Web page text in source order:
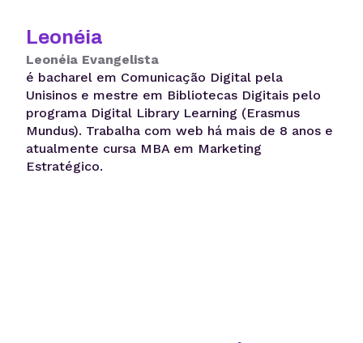
Leonéia
Leonéia Evangelista
é bacharel em Comunicação Digital pela
Unisinos e mestre em Bibliotecas Digitais pelo
programa Digital Library Learning (Erasmus
Mundus). Trabalha com web há mais de 8 anos e
atualmente cursa MBA em Marketing
Estratégico.